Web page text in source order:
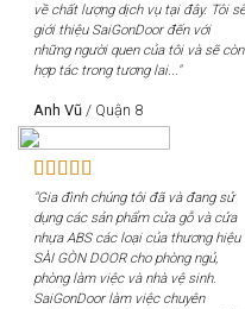
về chất lượng dịch vụ tại đây. Tôi sẽ
giới thiệu SaiGonDoor đến với
những người quen của tôi và sẽ còn
hợp tác trong tương lai..."
Anh Vũ / Quận 8
"Gia đình chúng tôi đã và đang sử
dụng các sản phẩm cửa gỗ và cửa
nhựa ABS các loại của thương hiệu
SÀI GÒN DOOR cho phòng ngủ,
phòng làm việc và nhà vệ sinh.
SaiGonDoor làm việc chuyên